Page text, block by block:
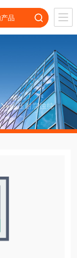
高压耐腐蚀纯